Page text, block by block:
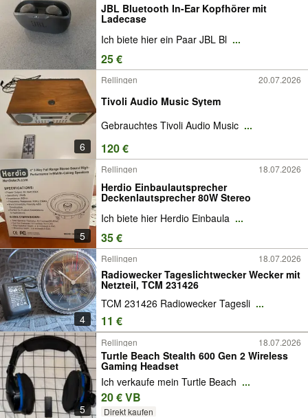
JBL Bluetooth In-Ear Kopfhörer mit
Ladecase
Ich biete hier ein Paar JBL Bl ...
25 €
6
Rellingen 20.07.2026
Tivoli Audio Music Sytem
Gebrauchtes Tivoli Audio Music ...
120 €
5
Rellingen 18.07.2026
Herdio Einbaulautsprecher
Deckenlautsprecher 80W Stereo
Ich biete hier Herdio Einbaula ...
35 €
4
Rellingen 18.07.2026
Radiowecker Tageslichtwecker Wecker mit
Netzteil, TCM 231426
TCM 231426 Radiowecker Tagesli ...
11 €
5
Rellingen 18.07.2026
Turtle Beach Stealth 600 Gen 2 Wireless
Gaming Headset
Ich verkaufe mein Turtle Beach ...
20 € VB
Direkt kaufen